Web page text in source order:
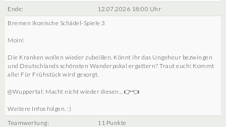
Ende:
12.07.2026 18:00 Uhr
Bremen ikonische Schädel-Spiele 3
Moin!
Die Kranken wollen wieder zubeißen. Könnt ihr das Ungeheur bezwingen
und Deutschlands schönsten Wanderpokal ergattern? Traut euch! Kommt
alle! Für Frühstück wird gesorgt.
@Wuppertal: Macht nicht wieder diesen... 👉👈
Weitere Infos folgen. :)
Teamwertung:
11 Punkte